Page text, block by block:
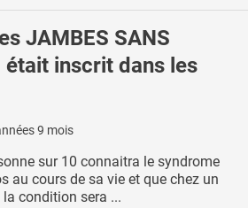
JAMBES SANS
était inscrit dans les
9 mois
sur 10 connaitra le syndrome
au cours de sa vie et que chez un
condition sera ...